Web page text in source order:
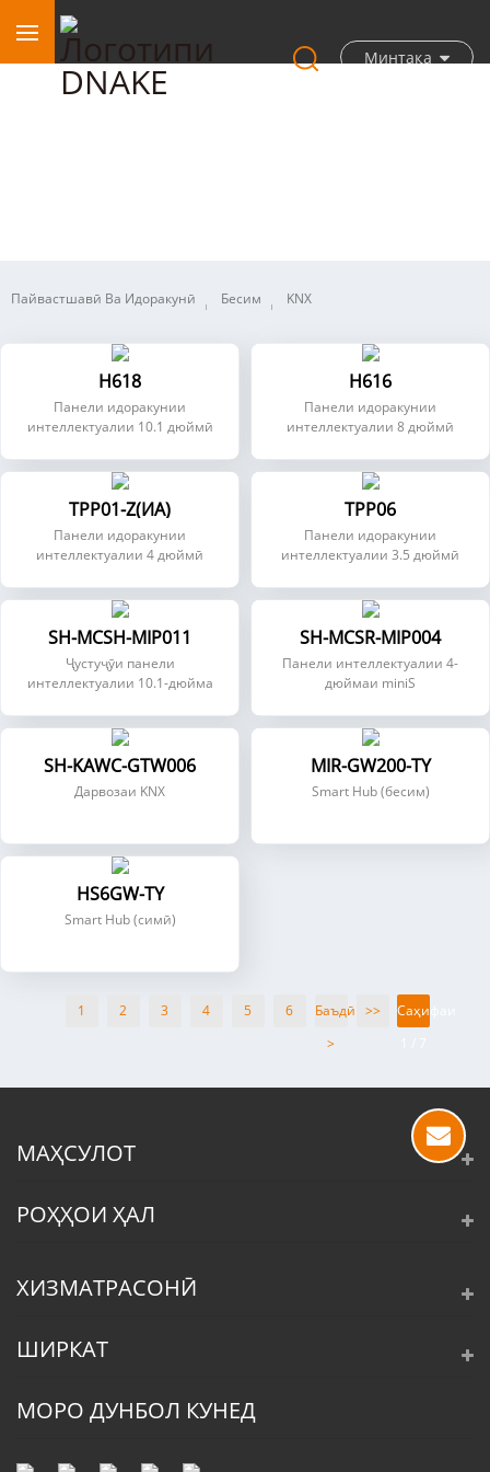
Минтақа
Пайвастшавӣ Ва Идоракунӣ Бесим KNX
H618
Панели идоракунии
интеллектуалии 10.1 дюймӣ
H616
Панели идоракунии
интеллектуалии 8 дюймӣ
TPP01-Z(ИА)
Панели идоракунии
интеллектуалии 4 дюймӣ
TPP06
Панели идоракунии
интеллектуалии 3.5 дюймӣ
SH-MCSH-MIP011
Ҷустуҷӯи панели
интеллектуалии 10.1-дюйма
SH-MCSR-MIP004
Панели интеллектуалии 4-
дюймаи miniS
SH-KAWC-GTW006
Дарвозаи KNX
MIR-GW200-TY
Smart Hub (бесим)
HS6GW-TY
Smart Hub (симӣ)
1 2 3 4 5 6
Баъдӣ
>
>>
Саҳифаи
МАҲСУЛОТ
РОҲҲОИ ҲАЛ
ХИЗМАТРАСОНӢ
ШИРКАТ
МОРО ДУНБОЛ КУНЕД